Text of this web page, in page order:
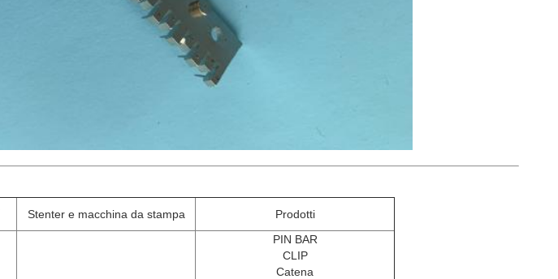
Stenter e macchina da stampa Prodotti
PIN BAR
CLIP
Catena